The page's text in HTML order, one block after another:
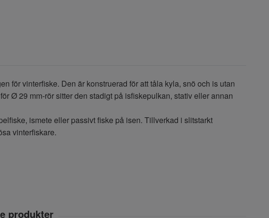
för vinterfiske. Den är konstruerad för att tåla kyla, snö och is utan
Ø 29 mm-rör sitter den stadigt på isfiskepulkan, stativ eller annan
ismete eller passivt fiske på isen. Tillverkad i slitstarkt
vinterfiskare.